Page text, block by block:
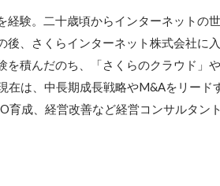
験。二十歳頃からインターネットの
、さくらインターネット株式会社に入
積んだのち、「さくらのクラウド」
在は、中長期成長戦略やM&Aをリード
育成、経営改善など経営コンサルタン